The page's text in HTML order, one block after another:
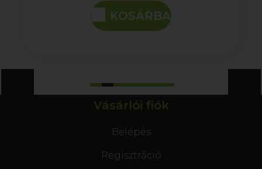
KOSÁRBA
Vásárlói fiók
Belépés
Regisztráció